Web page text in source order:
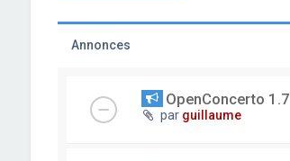
Annonces
OpenConcerto 1.7
par guillaume